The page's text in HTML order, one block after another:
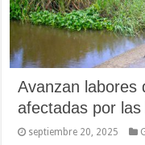
Avanzan labores
afectadas por
septiembre 20, 2025